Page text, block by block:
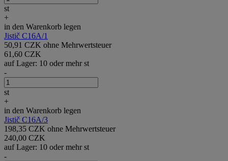
st
+
in den Warenkorb legen
Jistič C16A/1
50,91 CZK ohne Mehrwertsteuer
61,60 CZK
auf Lager: 10 oder mehr st
-
st
+
in den Warenkorb legen
Jistič C16A/3
198,35 CZK ohne Mehrwertsteuer
240,00 CZK
auf Lager: 10 oder mehr st
-